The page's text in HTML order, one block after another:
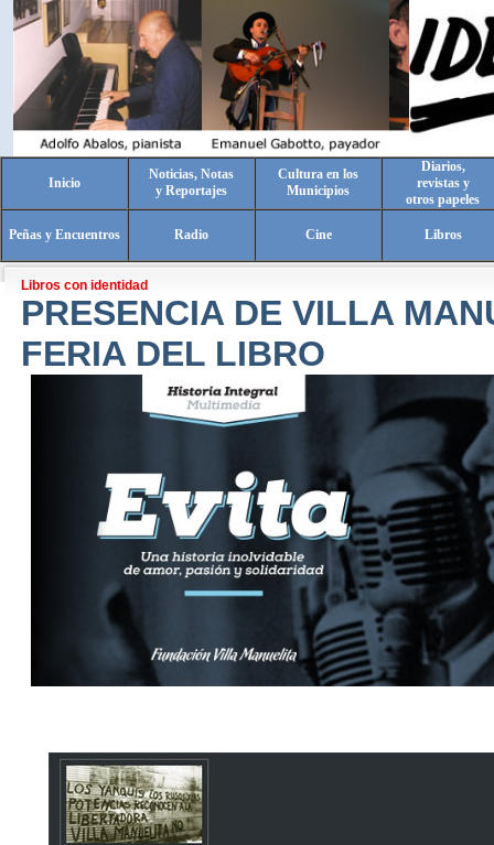
Inicio
Noticias, Notas
y Reportajes
Cultura en los
Municipios
Diarios,
revistas y
otros papeles
Peñas y Encuentros Radio Cine Libros
Libros con identidad
PRESENCIA DE VILLA
FERIA DEL LIBRO